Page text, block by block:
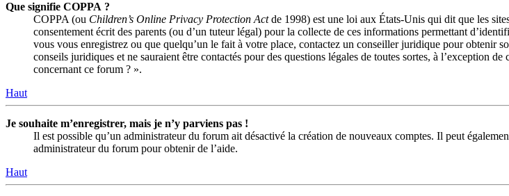
Que signifie COPPA ?
COPPA (ou Children’s Online Privacy Protection Actde 1998) est une loi aux États-Unis qui dit que les
consentement écrit des parents (ou d’un tuteur légal) pour la collecte de ces informations permettant
vous vous enregistrez ou que quelqu’un le fait à votre place, contactez un conseiller juridique pour
conseils juridiques et ne sauraient être contactés pour des questions légales de toutes sortes, à l’exception
concernant ce forum ? ».
Haut
Je souhaite m’enregistrer, mais je n’y parviens pas !
Il est possible qu’un administrateur du forum ait désactivé la création de nouveaux comptes. Il peut
administrateur du forum pour obtenir de l’aide.
Haut